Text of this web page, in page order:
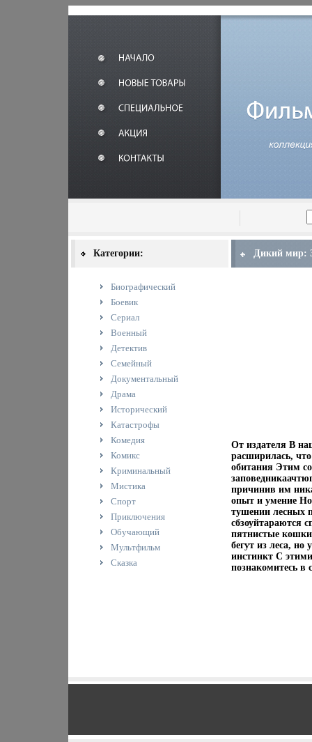
Категории:
Биографический
Боевик
Сериал
Военный
Детектив
Семейный
Документальный
Драма
Исторический
Катастрофы
Комедия
Комикс
Криминальный
Мистика
Спорт
Приключения
Обучающий
Мультфильм
Сказка
Дикий мир:
От издателя В
расширилась,
обитания Этим
причинив им
опыт и умение
тушении лесных
сбзоуйтараются
пятнистые
бегут из леса, но
инстинкт С
познакомитесь